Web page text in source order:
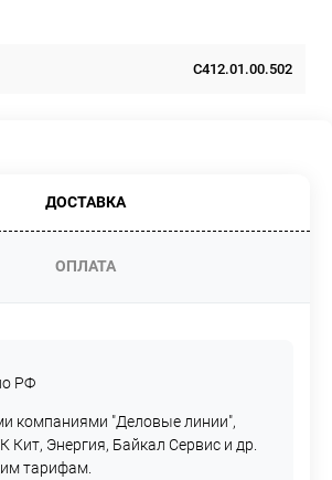
С412.01.00.502
ДОСТАВКА
ОПЛАТА
РФ
компаниями "Деловые линии",
Кит, Энергия, Байкал Сервис и др.
тарифам.